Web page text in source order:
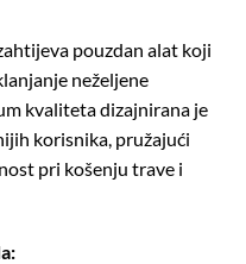
pouzdan alat koji
neželjene
kvaliteta dizajnirana je
korisnika, pružajući
pri košenju trave i